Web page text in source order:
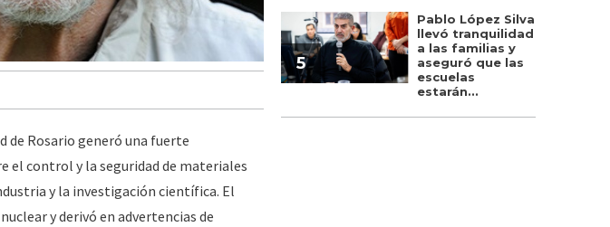
de Rosario generó una fuerte
el control y la seguridad de materiales
y la investigación científica. El
y derivó en advertencias de
5
Pablo López Silva
llevó tranquilidad
a las familias y
aseguró que las
escuelas
estarán...